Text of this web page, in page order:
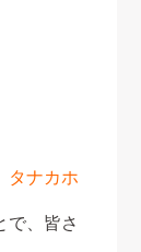
タナカホ
で、皆さ